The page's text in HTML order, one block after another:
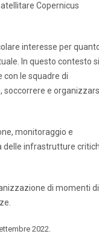
Copernicus
interesse per
In questo contesto si
con le squadre di
soccorrere e
monitoraggio e
delle infrastrutture
di momenti di
2022.